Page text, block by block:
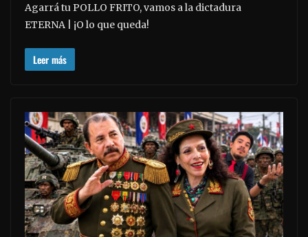
Agarrá tu POLLO FRITO, vamos a la dictadura
ETERNA | ¡O lo que queda!
Leer más